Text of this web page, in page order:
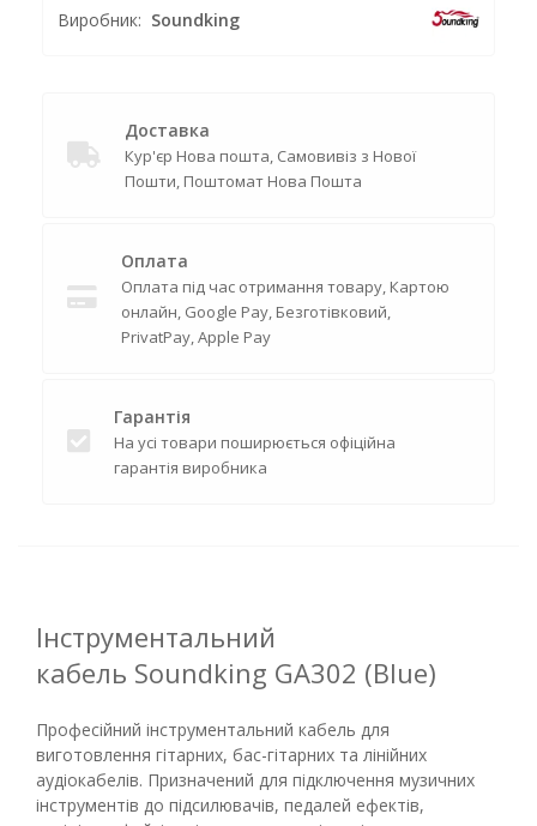
Виробник: Soundking
Доставка
Кур'єр Нова пошта, Самовивіз з Нової
Пошти, Поштомат Нова Пошта
Оплата
Оплата під час отримання товару, Картою
онлайн, Google Pay, Безготівковий,
PrivatPay, Apple Pay
Гарантія
На усі товари поширюється офіційна
гарантія виробника
Інструментальний
кабель Soundking GA302 (Blue)
Професійний інструментальний кабель для
виготовлення гітарних, бас-гітарних та лінійних
аудіокабелів. Призначений для підключення музичних
інструментів до підсилювачів, педалей ефектів,